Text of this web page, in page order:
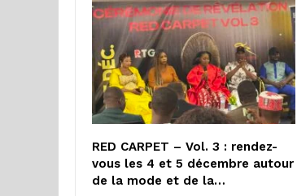
RED CARPET – Vol. 3 : rendez-
vous les 4 et 5 décembre autour
de la mode et de la…